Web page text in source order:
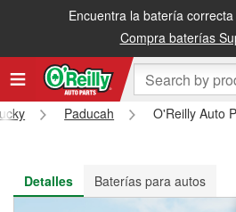
Encuentra la batería
Compra baterías
Recibe tu orden gratis al día
Paducah
O'Reilly Auto
Detalles
Baterías para autos